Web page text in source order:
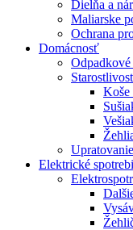
Dielňa a
Maliarske
Ochrana
Domácnosť
Odpadkové
Koše
Upratovanie
Elektrické